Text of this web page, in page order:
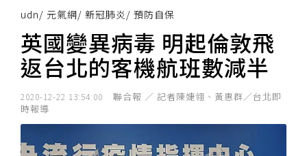
udn/ 元氣網/ 新冠肺炎 / 預防自保
英國變異病毒 明起倫敦飛
返台北的客機航班數減半
2020-12-22 13:54:00
聯合報 ／ 記者陳婕翎、黃惠群／台北即
時報導